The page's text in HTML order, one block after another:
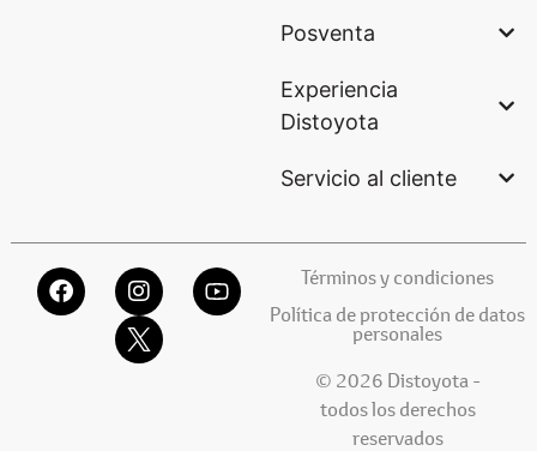
Posventa
Experiencia
Distoyota
Servicio al cliente
Términos y condiciones
Política de protección de datos
personales
© 2026 Distoyota -
todos los derechos
reservados